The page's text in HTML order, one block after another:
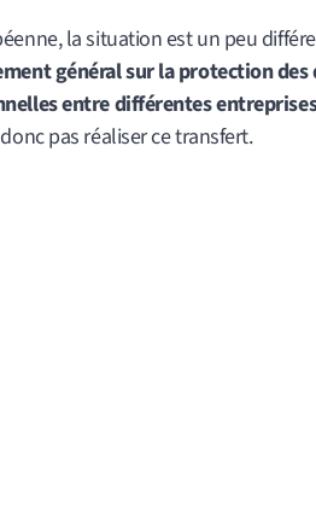
la situation est un peu
général sur la protection
entre différentes
pas réaliser ce transfert.